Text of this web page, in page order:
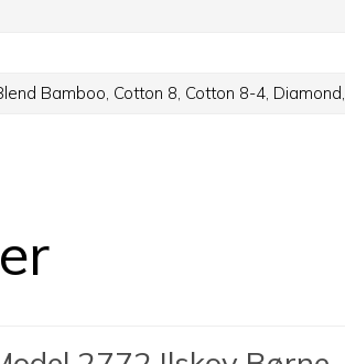
Bamboo, Cotton 8, Cotton 8-4, Diamond,